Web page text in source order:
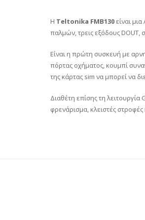
Η Teltonika FMB130 είναι
παλμών, τρεις εξόδους DOUT,
Είναι η πρώτη συσκευή με
πόρτας οχήματος, κουμπί
της κάρτας sim να μπορεί να
Διαθέτη επίσης τη
φρενάρισμα, κλειστές